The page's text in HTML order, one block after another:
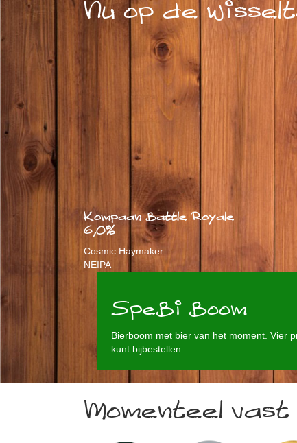
Nu op de
Kompaan Battle Royale
6,0%
Cosmic Haymaker
NEIPA
SpeBi Boom
Bierboom met bier van het moment. Vier
kunt bijbestellen.
Momenteel